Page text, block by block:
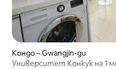
Кондо – Gwangjin-gu
Университет Конкук на 1